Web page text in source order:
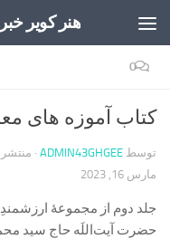
هنر کویر خبر
0
کتاب آموزه های
توسط ADMIN43GHGEE
·
مارس 16, 2023
جلد دوم از مجموعۀ
حضرت آیت‌اللَه حاج سید